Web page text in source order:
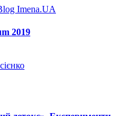
Imena.UA
2019